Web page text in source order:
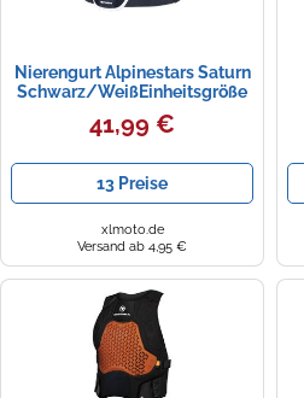
Nierengurt Alpinestars Saturn
Schwarz/WeißEinheitsgröße
Schwarz,Weiß
41,99 €
13 Preise
xlmoto.de
Versand ab 4,95 €